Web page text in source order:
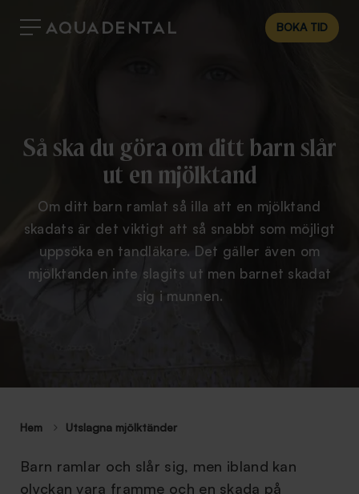
BOKA TID
Så ska du göra om ditt barn slår
ut en mjölktand
Om ditt barn ramlat så illa att en mjölktand
skadats är det viktigt att så snabbt som möjligt
uppsöka en tandläkare. Det gäller även om
mjölktanden inte slagits ut men barnet skadat
sig i munnen.
Hem Utslagna mjölktänder
Barn ramlar och slår sig, men ibland kan
olyckan vara framme och en skada på